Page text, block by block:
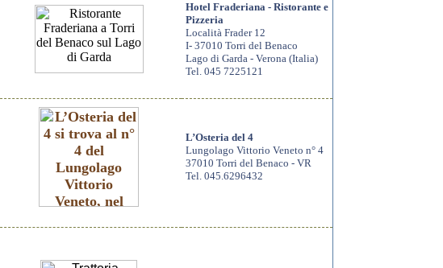
Hotel Fraderiana - Ristorante e
Pizzeria
Località Frader 12
I- 37010 Torri del Benaco
Lago di Garda - Verona (Italia)
Tel. 045 7225121
L’Osteria del 4
Lungolago Vittorio Veneto n° 4
37010 Torri del Benaco - VR
Tel. 045.6296432